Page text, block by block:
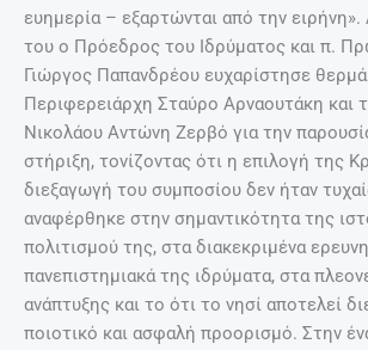
ευημερία – εξαρτώνται από την
του ο Πρόεδρος του Ιδρύματος και π.
Γιώργος Παπανδρέου ευχαρίστησε
Περιφερειάρχη Σταύρο Αρναουτάκη και
Νικολάου Αντώνη Ζερβό για την
στήριξη, τονίζοντας ότι η επιλογή της
διεξαγωγή του συμποσίου δεν ήταν
αναφέρθηκε στην σημαντικότητα της
πολιτισμού της, στα διακεκριμένα
πανεπιστημιακά της ιδρύματα, στα
ανάπτυξης και το ότι το νησί αποτελεί
ποιοτικό και ασφαλή προορισμό. Στην